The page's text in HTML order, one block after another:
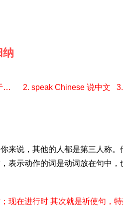
纳
… 2. speak Chinese 说中文 3.
来说，其他的人都是第三人称
表示动作的词是动词放在句中
现在进行时 其次就是祈使句，特